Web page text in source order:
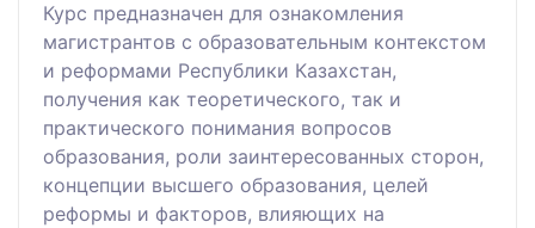
Курс предназначен для ознакомления
магистрантов с образовательным контекстом
и реформами Республики Казахстан,
получения как теоретического, так и
практического понимания вопросов
образования, роли заинтересованных сторон,
концепции высшего образования, целей
реформы и факторов, влияющих на